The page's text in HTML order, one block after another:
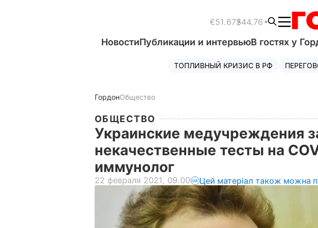
€51.67$44.76
НовостиПубликации и интервьюВ гостях у
ТОПЛИВНЫЙ КРИЗИС В РФ
ГордонОбщество
ОБЩЕСТВО
Украинские медучреждения
некачественные тесты на
иммунолог
22 февраля 2021, 09.00 Цей матеріал також можна